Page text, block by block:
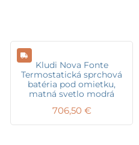
Kludi Nova Fonte
Termostatická sprchová
batéria pod omietku,
matná svetlo modrá
706,50 €